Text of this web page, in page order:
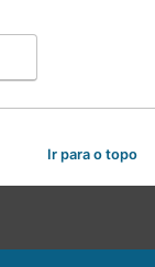
Ir para o topo